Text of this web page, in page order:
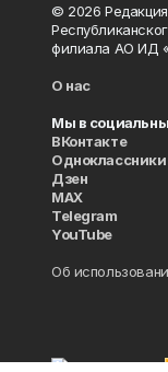
© 2026
филиала АО ИД
О нас
Мы в
ВКонтакте
Одноклассники
Дзен
MAX
Telegram
YouTube
Об